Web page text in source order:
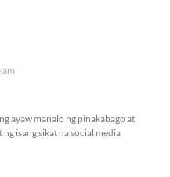
am
ayaw manalo ng pinakabago at
isang sikat na social media